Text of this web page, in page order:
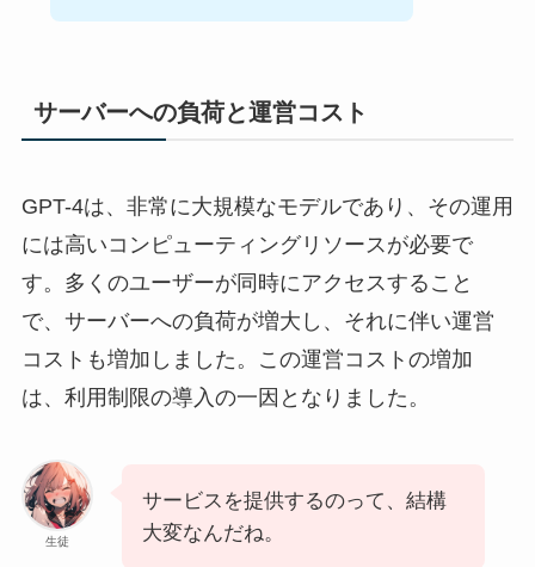
サーバーへの負荷と運営コスト
GPT-4は、非常に大規模なモデルであり、その運用
には高いコンピューティングリソースが必要で
す。多くのユーザーが同時にアクセスすること
で、サーバーへの負荷が増大し、それに伴い運営
コストも増加しました。この運営コストの増加
は、利用制限の導入の一因となりました。
生徒
サービスを提供するのって、結構
大変なんだね。